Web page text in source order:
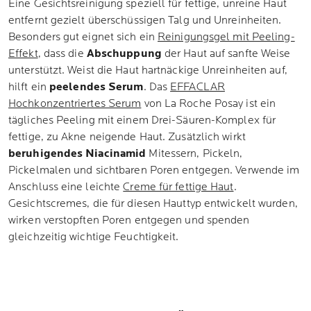
Eine Gesichtsreinigung speziell für fettige, unreine Haut
entfernt gezielt überschüssigen Talg und Unreinheiten.
Besonders gut eignet sich ein Reinigungsgel mit Peeling-
Effekt, dass die Abschuppung der Haut auf sanfte Weise
unterstützt. Weist die Haut hartnäckige Unreinheiten auf,
hilft ein peelendes Serum. Das EFFACLAR
Hochkonzentriertes Serum von La Roche Posay ist ein
tägliches Peeling mit einem Drei-Säuren-Komplex für
fettige, zu Akne neigende Haut. Zusätzlich wirkt
beruhigendes Niacinamid Mitessern, Pickeln,
Pickelmalen und sichtbaren Poren entgegen. Verwende im
Anschluss eine leichteCreme für fettige Haut.
Gesichtscremes, die für diesen Hauttyp entwickelt wurden,
wirken verstopften Poren entgegen und spenden
gleichzeitig wichtige Feuchtigkeit.